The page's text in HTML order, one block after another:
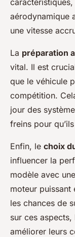
aérodynamique
une vitesse
La préparation
vital. Il est
que le véhicule
compétition.
jour des
freins pour
Enfin, le choix
influencer la
modèle avec
moteur puissant
les chances de
sur ces
améliorer leurs